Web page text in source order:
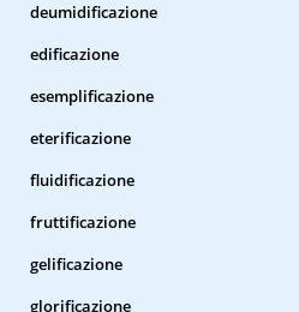
deumidificazione
edificazione
esemplificazione
eterificazione
fluidificazione
fruttificazione
gelificazione
glorificazione